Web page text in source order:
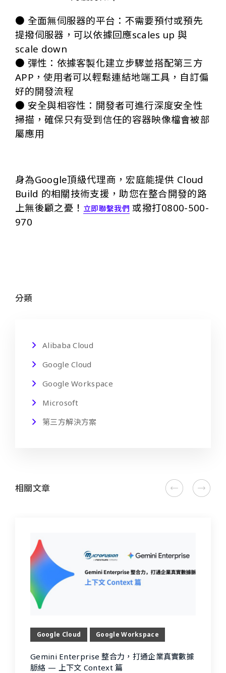
● 全面無伺服器的平台：不需要預付或預先
提撥伺服器，可以依據回應scales up 與
scale down
● 彈性：依據客製化建立步驟並搭配第三方
APP，使用者可以輕鬆連結地端工具，自訂偏
好的開發流程
● 安全與相容性：開發者可進行深度安全性
掃描，確保只有受到信任的容器映像檔會被部
屬應用
身為Google頂級代理商，宏庭能提供 Cloud
Build 的相關技術支援，助您在整合開發的路
上無後顧之憂！ 立即聯繫我們 或撥打0800-500-
970
分類
Alibaba Cloud
Google Cloud
Google Workspace
Microsoft
第三方解決方案
相關文章
Google Cloud Google Workspace
Gemini Enterprise 整合力，打通企業真實數據
脈絡 — 上下文 Context 篇